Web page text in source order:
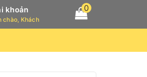
khoản
chào, Khách
0